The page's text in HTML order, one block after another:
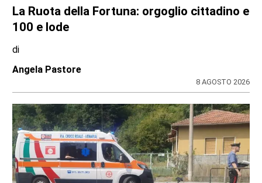
LANZO